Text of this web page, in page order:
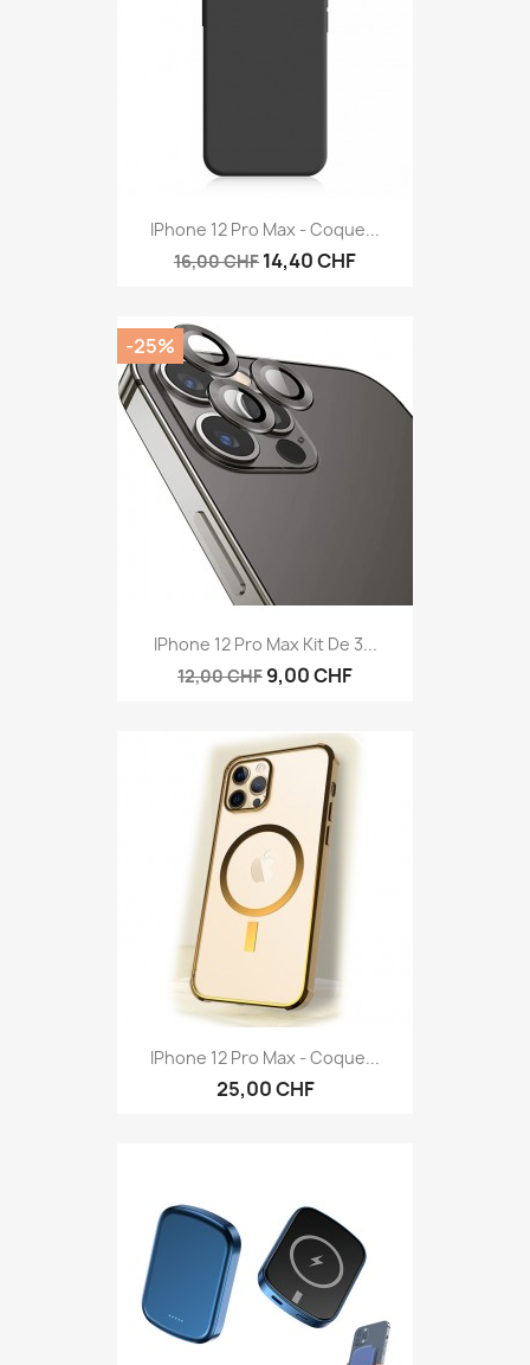
IPhone 12 Pro Max - Coque...
16,00 CHF 14,40 CHF
IPhone 12 Pro Max Kit De 3...
12,00 CHF 9,00 CHF
-25%
IPhone 12 Pro Max - Coque...
25,00 CHF